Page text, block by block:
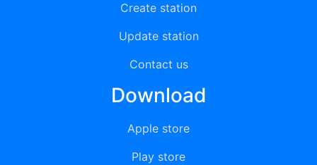
Create station
Update station
Contact us
Download
Apple store
Play store